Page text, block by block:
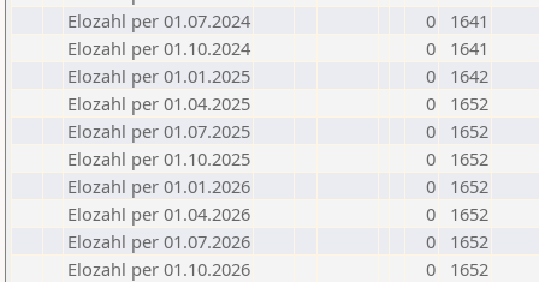
Elozahl per 01.07.2024
0
1641
Elozahl per 01.10.2024
0
1641
Elozahl per 01.01.2025
0
1642
Elozahl per 01.04.2025
0
1652
Elozahl per 01.07.2025
0
1652
Elozahl per 01.10.2025
0
1652
Elozahl per 01.01.2026
0
1652
Elozahl per 01.04.2026
0
1652
Elozahl per 01.07.2026
0
1652
Elozahl per 01.10.2026
0 1652